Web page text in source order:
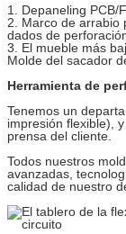
1. Depaneling PCB/
2. Marco de arrabio
dados de
3. El mueble más
Molde del sacador
Herramienta de
Tenemos un
impresión flexible),
prensa del cliente.
Todos nuestros
avanzadas,
calidad de nuestro